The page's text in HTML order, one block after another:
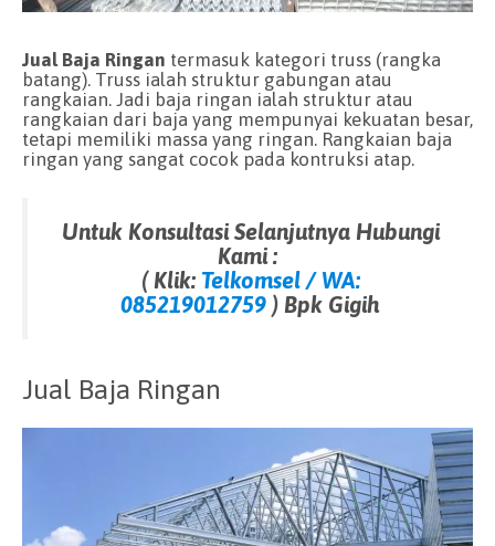
Jual Baja Ringan termasuk kategori truss (rangka
batang). Truss ialah struktur gabungan atau
rangkaian. Jadi baja ringan ialah struktur atau
rangkaian dari baja yang mempunyai kekuatan besar,
tetapi memiliki massa yang ringan. Rangkaian baja
ringan yang sangat cocok pada kontruksi atap.
Untuk Konsultasi Selanjutnya Hubungi
Kami :
( Klik: Telkomsel / WA:
085219012759 ) Bpk Gigih
Jual Baja Ringan